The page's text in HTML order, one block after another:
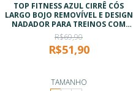
TOP FITNESS AZUL CIRRÊ CÓS
LARGO BOJO REMOVÍVEL E DESIGN
NADADOR PARA TREINOS COM
ESTILO
R$69,90
R$51,90
TAMANHO